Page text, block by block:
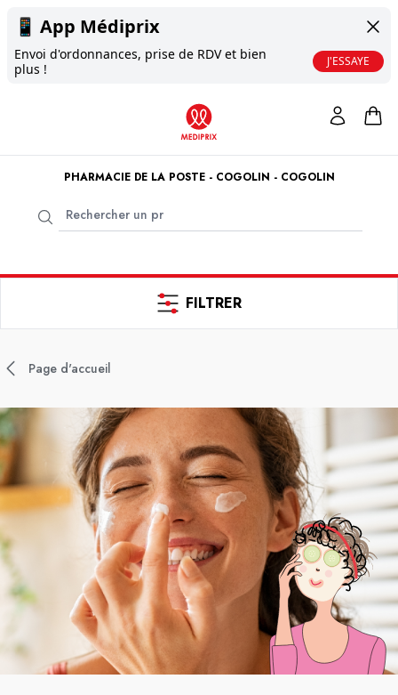
📱 App Médiprix
Envoi d'ordonnances, prise de RDV et bien
plus !
J'ESSAYE
PHARMACIE DE LA POSTE - COGOLIN - COGOLIN
FILTRER
Page d'accueil